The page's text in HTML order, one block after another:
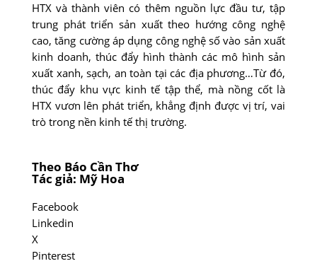
HTX và thành viên có thêm nguồn lực đầu tư, tập
trung phát triển sản xuất theo hướng công nghệ
cao, tăng cường áp dụng công nghệ số vào sản xuất
kinh doanh, thúc đẩy hình thành các mô hình sản
xuất xanh, sạch, an toàn tại các địa phương…Từ đó,
thúc đẩy khu vực kinh tế tập thể, mà nồng cốt là
HTX vươn lên phát triển, khẳng định được vị trí, vai
trò trong nền kinh tế thị trường.
Theo Báo Cần Thơ
Tác giả: Mỹ Hoa
Facebook
Linkedin
X
Pinterest